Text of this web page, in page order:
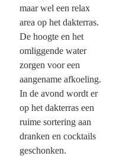
maar wel een relax
area op het dakterras.
De hoogte en het
omliggende water
zorgen voor een
aangename afkoeling.
In de avond wordt er
op het dakterras een
ruime sortering aan
dranken en cocktails
geschonken.